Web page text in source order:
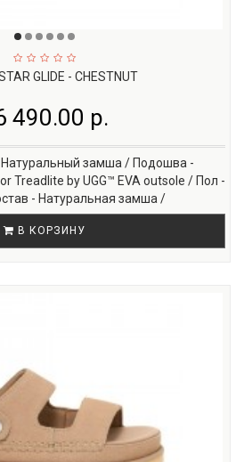
GLIDE - CHESTNUT
490.00 р.
Натуральный замша / Подошва -
Treadlite by UGG™ EVA outsole / Пол -
- Натуральная замша /
В КОРЗИНУ